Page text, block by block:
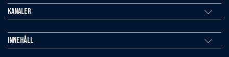
Kanaler
Innehåll